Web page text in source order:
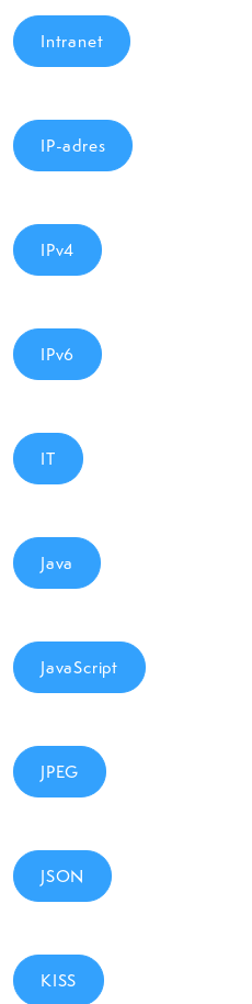
Intranet
IP-adres
IPv4
IPv6
IT
Java
JavaScript
JPEG
JSON
KISS